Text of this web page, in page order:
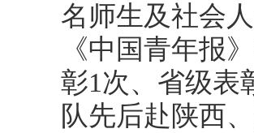
名师生及社会
《中国青年报
彰1次、省级表
队先后赴陕西